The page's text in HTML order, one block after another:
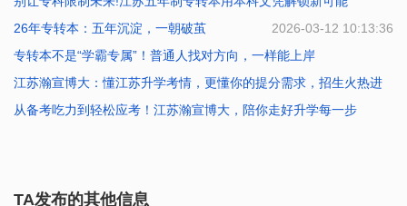
2026-07-01 09:54:04
26年专转本：五年沉淀，一朝破茧
2026-03-12 10:13:36
专转本不是“学霸专属”！普通人找对方向，一样能上岸
2026-02-11 10:40:47
江苏瀚宣博大：懂江苏升学考情，更懂你的提分需求，招生火热进
行
从备考吃力到轻松应考！江苏瀚宣博大，陪你走好升学每一步
TA发布的其他信息